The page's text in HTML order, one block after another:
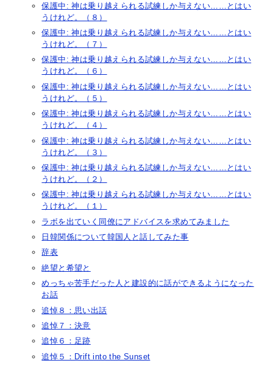
保護中: 神は乗り越えられる試練しか与えない……とはい
うけれど。（８）
保護中: 神は乗り越えられる試練しか与えない……とはい
うけれど。（７）
保護中: 神は乗り越えられる試練しか与えない……とはい
うけれど。（６）
保護中: 神は乗り越えられる試練しか与えない……とはい
うけれど。（５）
保護中: 神は乗り越えられる試練しか与えない……とはい
うけれど。（４）
保護中: 神は乗り越えられる試練しか与えない……とはい
うけれど。（３）
保護中: 神は乗り越えられる試練しか与えない……とはい
うけれど。（２）
保護中: 神は乗り越えられる試練しか与えない……とはい
うけれど。（１）
ラボを出ていく同僚にアドバイスを求めてみました
日韓関係について韓国人と話してみた事
辞表
絶望と希望と
めっちゃ苦手だった人と建設的に話ができるようになった
お話
追悼８：思い出話
追悼７：決意
追悼６：足跡
追悼５：Drift into the Sunset